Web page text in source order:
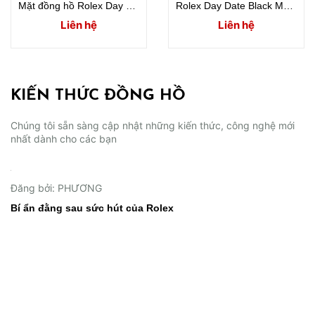
Mặt đồng hồ Rolex Day Date 40mm 228235 full diamond
Liên hệ
Rolex Day Date Black Mother Of Pearl (MOP) Dial
Liên hệ
KIẾN THỨC ĐỒNG HỒ
Chúng tôi sẵn sàng cập nhật những kiến thức, công nghệ mới
nhất dành cho các bạn